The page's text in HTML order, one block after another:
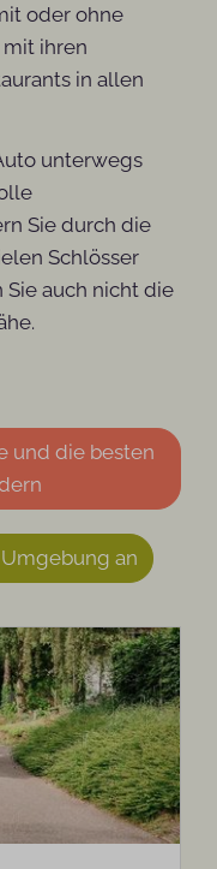
oder ohne
mit ihren
in allen
unterwegs
Sie durch die
Schlösser
Sie auch nicht die
und die besten
an